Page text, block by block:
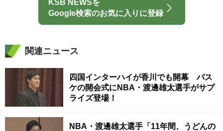
KSB NEWSを
Google検索のお気に入りに登録
関連ニュース
四国インターハイが香川でも開幕 バス
ケの開会式にNBA・渡邊雄太選手がサプ
ライズ登場！
NBA・渡邊雄太選手「11年間、うどんの